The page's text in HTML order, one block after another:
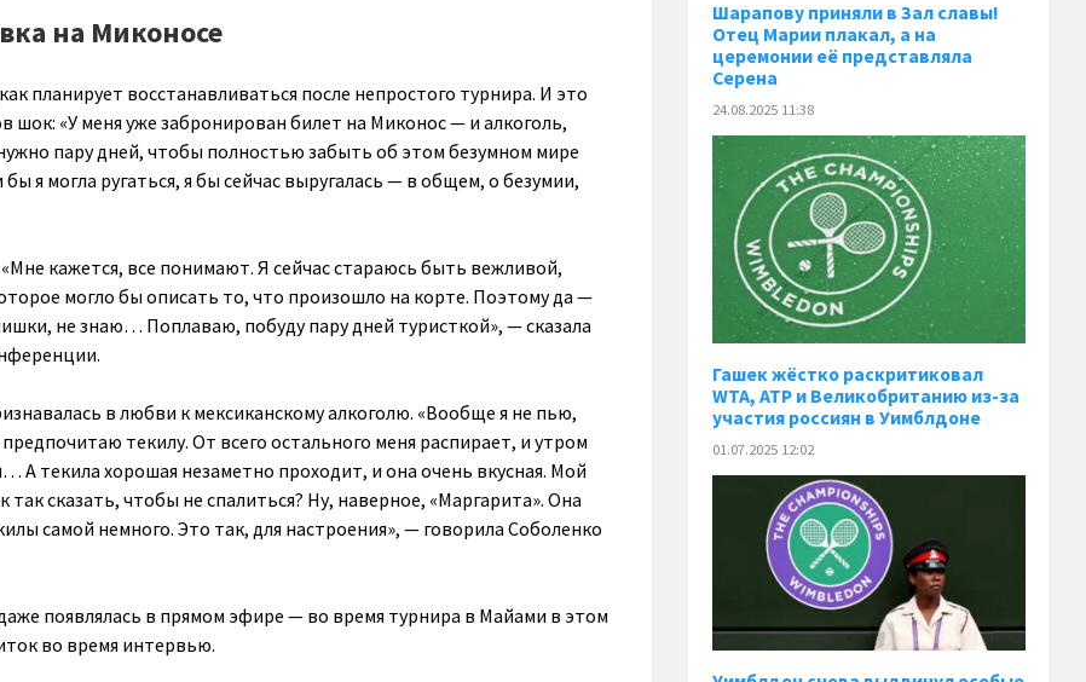
на Миконосе
планирует восстанавливаться после непростого турнира. И это
шок: «У меня уже забронирован билет на Миконос — и алкоголь,
пару дней, чтобы полностью забыть об этом безумном мире
я могла ругаться, я бы сейчас выругалась — в общем, о безумии,
кажется, все понимают. Я сейчас стараюсь быть вежливой,
могло бы описать то, что произошло на корте. Поэтому да —
не знаю… Поплаваю, побуду пару дней туристкой», — сказала
в любви к мексиканскому алкоголю. «Вообще я не пью,
текилу. От всего остального меня распирает, и утром
А текила хорошая незаметно проходит, и она очень вкусная. Мой
сказать, чтобы не спалиться? Ну, наверное, «Маргарита». Она
самой немного. Это так, для настроения», — говорила Соболенко
появлялась в прямом эфире — во время турнира в Майами в этом
во время интервью.
Шарапову приняли в Зал славы!
Отец Марии плакал, а на
церемонии её представляла
Серена
24.08.2025 11:38
Гашек жёстко раскритиковал
WTA, ATP и Великобританию из-за
участия россиян в Уимблдоне
01.07.2025 12:02